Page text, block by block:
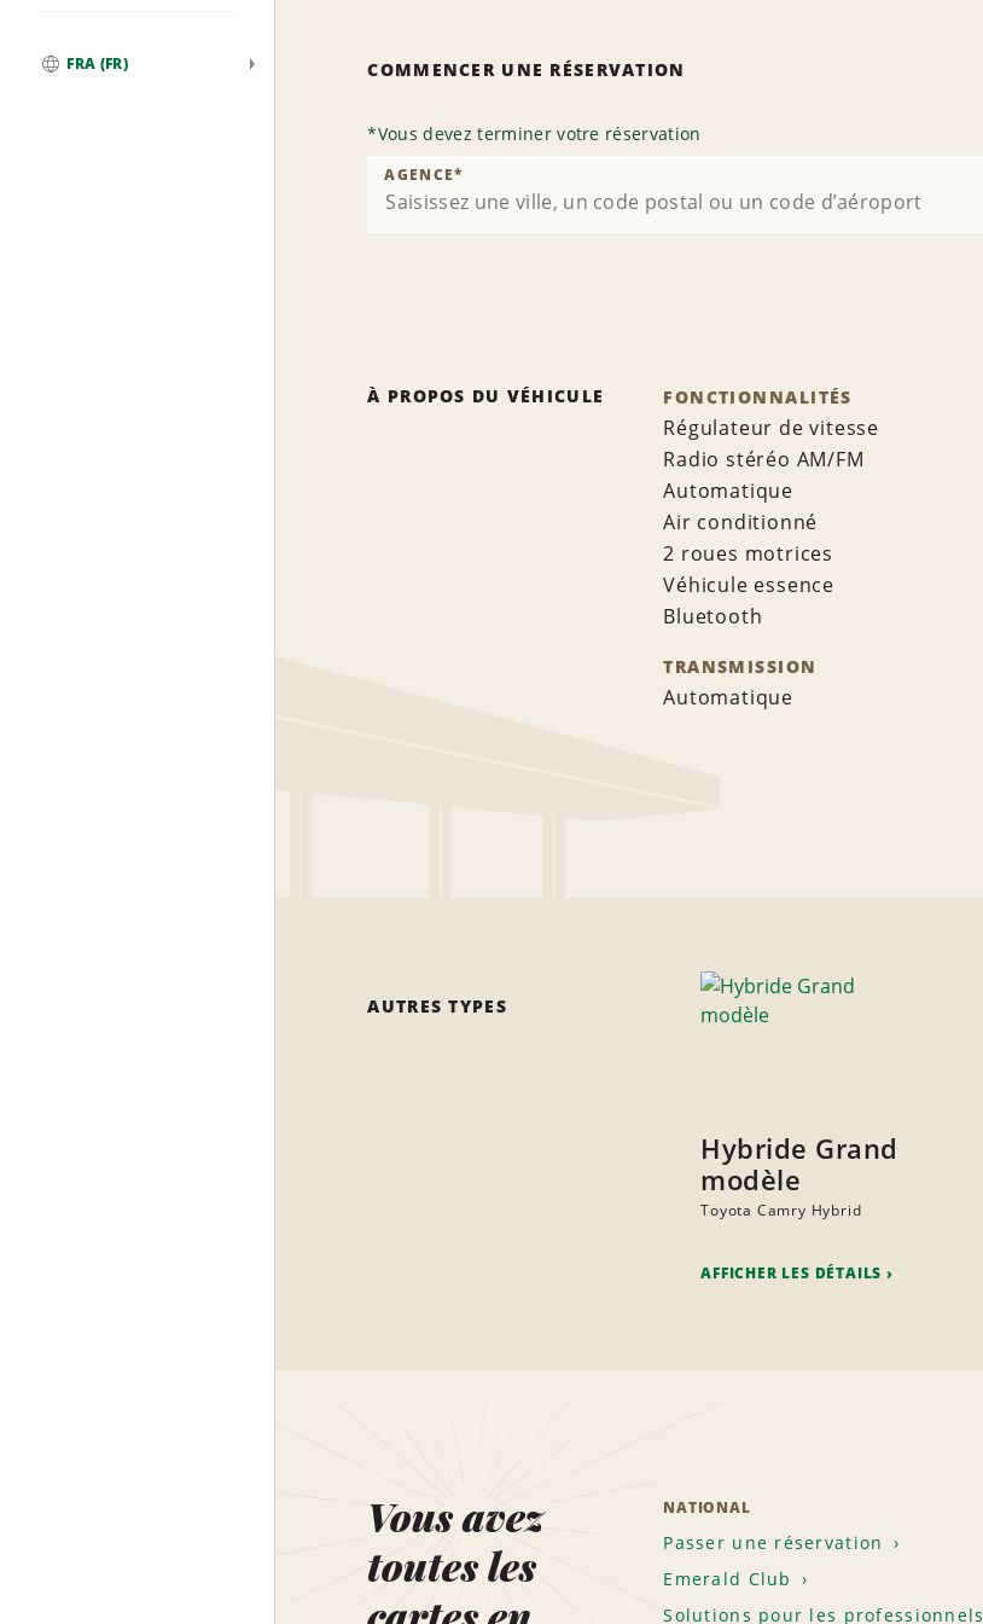
FRA (FR) COMMENCER UNE RÉSERVATION
*Vous devez terminer votre réservation
AGENCE*
À PROPOS DU VÉHICULE FONCTIONNALITÉS
Régulateur de vitesse
Radio stéréo AM/FM
Automatique
Air conditionné
2 roues motrices
Véhicule essence
Bluetooth
TRANSMISSION
Automatique
AUTRES TYPES
Hybride Grand
modèle
Toyota Camry Hybrid
AFFICHER LES DÉTAILS
Vous avez
toutes les
NATIONAL
Passer une réservation
Emerald Club
Solutions pour les professionnels